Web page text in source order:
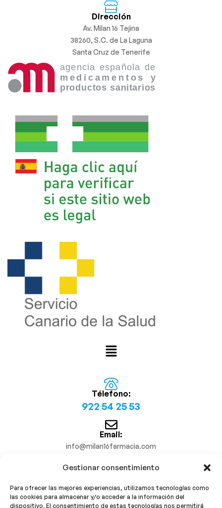
Gestionar consentimiento
Para ofrecer las mejores experiencias, utilizamos tecnologías como
las cookies para almacenar y/o acceder a la información del
dispositivo. El consentimiento de estas tecnologías nos permitirá
Dirección
Av. Milan 16 Tejina
38260, S.C. de La Laguna
Santa Cruz de Tenerife
Télefono:
922 54 25 53
Email:
info@milan16farmacia.com
¡Síguenos!